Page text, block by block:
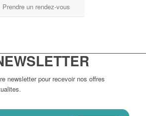
Prendre un rendez-vous
newsletter pour recevoir nos offres